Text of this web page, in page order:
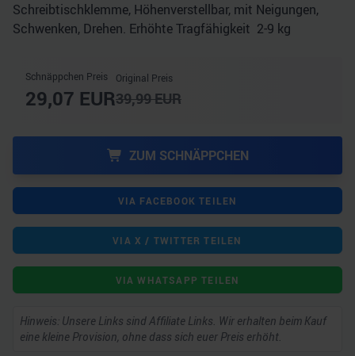
Schreibtischklemme, Höhenverstellbar, mit Neigungen,
Schwenken, Drehen. Erhöhte Tragfähigkeit 2-9 kg
Schnäppchen Preis
29,07 EUR
Original Preis
39,99EUR
ZUM SCHNÄPPCHEN
VIA FACEBOOK TEILEN
VIA X / TWITTER TEILEN
VIA WHATSAPP TEILEN
Hinweis: Unsere Links sind Affiliate Links. Wir erhalten beim Kauf
eine kleine Provision, ohne dass sich euer Preis erhöht.